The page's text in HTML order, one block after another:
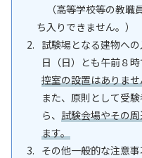
（高等学校等の教職
ち入りできません。）
試験場となる建物へ
日（日）とも午前８時
控室の設置はありませ
また、原則として受
ら、 試験会場やその
ます。
その他一般的な注意事